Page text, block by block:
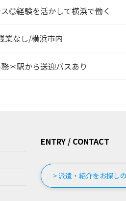
◎経験を活かして横浜で働く
業なし/横浜市内
＊駅から送迎バスあり
ENTRY / CONTACT
> 派遣・紹介をお探し